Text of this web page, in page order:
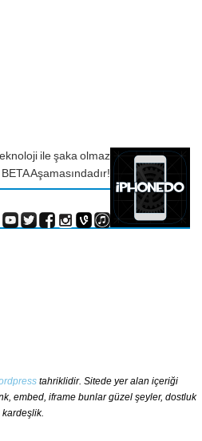
ile şaka olmaz
Aşamasındadır!
tahriklidir. Sitede yer alan içeriği
embed, iframe bunlar güzel şeyler, dostluk
kardeşlik.